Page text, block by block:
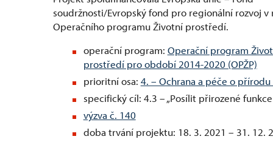
soudržnosti/Evropský fond pro regionální rozvoj v
Operačního programu Životní prostředí.
operační program: Operační program
prostředí pro období 2014-2020 (OPŽP)
prioritní osa: 4. – Ochrana a péče o přírodu
specifický cíl: 4.3 – „Posílit přirozené
výzva č. 140
doba trvání projektu: 18. 3. 2021 – 31. 12.